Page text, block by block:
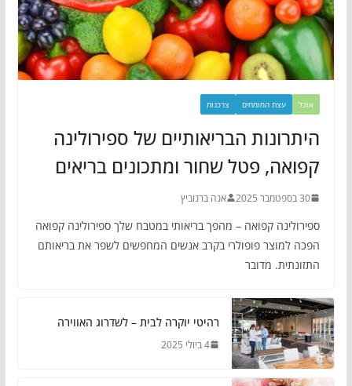
אוכל עצת המומחים צרכנות
היתרונות הבריאותיים של ספירולינה
קפואה, פטל שחור ומתכונים בריאים
30 בספטמבר 2025 אנה ברנוביץ
ספירולינה קפואה – מהפך בריאותי במטבח שלך ספירולינה קפואה
הפכה למוצר פופולרי בקרב אנשים המחפשים לשפר את בריאותם
התזונתית. מדובר
רהיטי יוקרה לבית – לשדרוג האווירה
4 ביולי 2025